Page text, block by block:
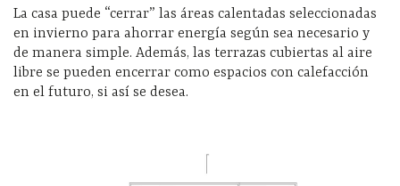
La casa puede “cerrar” las áreas calentadas seleccionadas
en invierno para ahorrar energía según sea necesario y
de manera simple. Además, las terrazas cubiertas al aire
libre se pueden encerrar como espacios con calefacción
en el futuro, si así se desea.